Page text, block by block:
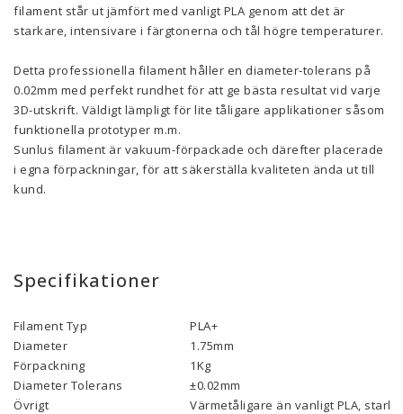
filament står ut jämfört med vanligt PLA genom att det är
starkare, intensivare i färgtonerna och tål högre temperaturer.
Detta professionella filament håller en diameter-tolerans på
0.02mm med perfekt rundhet för att ge bästa resultat vid varje
3D-utskrift. Väldigt lämpligt för lite tåligare applikationer såsom
funktionella prototyper m.m.
Sunlus filament är vakuum-förpackade och därefter placerade
i egna förpackningar, för att säkerställa kvaliteten ända ut till
kund.
Specifikationer
Filament Typ
PLA+
Diameter
1.75mm
Förpackning
1Kg
Diameter Tolerans
±0.02mm
Övrigt
Värmetåligare än vanligt PLA,